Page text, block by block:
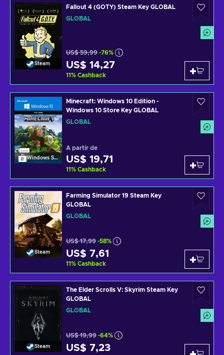
Steam
Fallout 4 (GOTY) Steam Key GLOBAL
GLOBAL
US$ 59,99 -76%
US$ 14,27
11% Cashback
Windows Store
Minecraft: Windows 10 Edition -
Windows 10 Store Key GLOBAL
GLOBAL
A partir de
US$ 19,71
11% Cashback
Steam
Farming Simulator 19 Steam Key
GLOBAL
GLOBAL
US$ 17,99 -58%
US$ 7,61
11% Cashback
Steam
The Elder Scrolls V: Skyrim Steam Key
GLOBAL
GLOBAL
US$ 19,99 -64%
US$ 7,23